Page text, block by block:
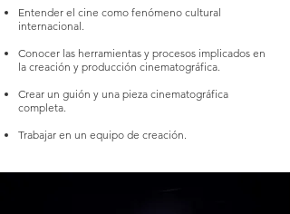
Entender el cine como fenómeno cultural
internacional.
Conocer las herramientas y procesos implicados en
la creación y producción cinematográfica.
Crear un guión y una pieza cinematográfica
completa.
Trabajar en un equipo de creación.